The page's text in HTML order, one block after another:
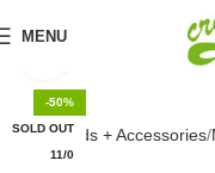
MENU
-50%
SOLD OUT
11/0
Home Beads + Accessories